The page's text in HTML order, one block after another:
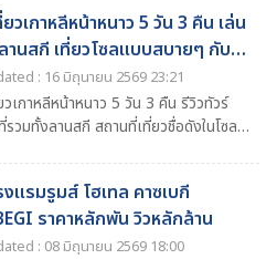
ยวเกาหลีหน้าหนาว 5 วัน 3 คืน เล่น
านสกี เที่ยวโซลแบบสบายๆ กับ
: 16 มิถุนายน 2569 23:21
วเกาหลีหน้าหนาว 5 วัน 3 คืน รีวิวทัวร์
รวมทั้งลานสกี สถานที่เที่ยวชื่อดังในโซล
บบสบาย ๆ ครบทุกไฮไลท์
งแรมรูมส์ โฮเทล คาซเบกี
ราคาหลักพัน วิวหลักล้าน
: 08 มิถุนายน 2569 18:00